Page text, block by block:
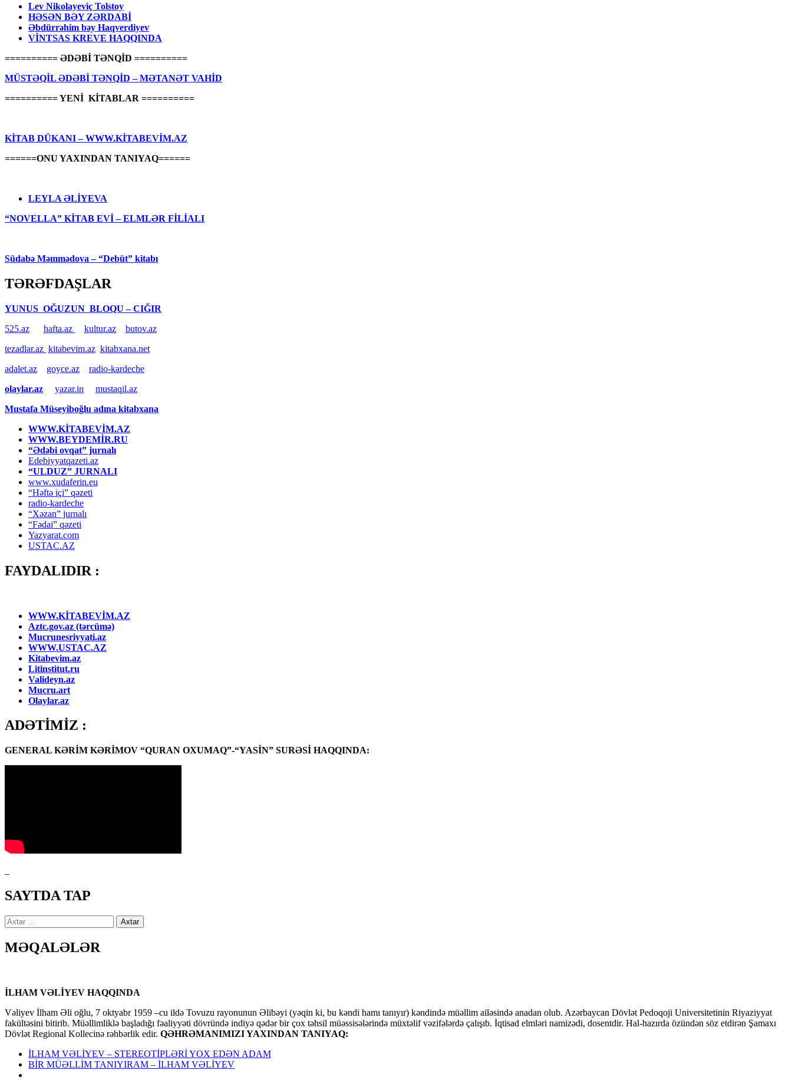
Lev Nikolayeviç Tolstoy
HƏSƏN BƏY ZƏRDABİ
Əbdürrəhim bəy Haqverdiyev
VİNTSAS KREVE HAQQINDA
========== ƏDƏBİ TƏNQİD ==========
MÜSTƏQİL ƏDƏBİ TƏNQİD – MƏTANƏT VAHİD
========== YENİ KİTABLAR ==========
KİTAB DÜKANI – WWW.KİTABEVİM.AZ
======ONU YAXINDAN TANIYAQ======
LEYLA ƏLİYEVA
“NOVELLA” KİTAB EVİ – ELMLƏR FİLİALI
Südabə Məmmədova – “Debüt” kitabı
TƏRƏFDAŞLAR
YUNUS OĞUZUN BLOQU – CIĞIR
525.az
hafta.az kultur.az
butov.az
tezadlar.az kitabevim.az kitabxana.net
adalet.az
goyce.az
radio-kardeche
olaylar.az
yazar.in
mustaqil.az
Mustafa Müseyiboğlu adına kitabxana
WWW.KİTABEVİM.AZ
WWW.BEYDEMİR.RU
“Ədəbi ovqat” jurnalı
Edebiyyatqazeti.az
“ULDUZ” JURNALI
www.xudaferin.eu
“Həftə içi” qəzeti
radio-kardeche
“Xəzan” jurnalı
“Fədai” qəzeti
Yazyarat.com
USTAC.AZ
FAYDALIDIR :
WWW.KİTABEVİM.AZ
Aztc.gov.az (tərcümə)
Mucrunesriyyati.az
WWW.USTAC.AZ
Kitabevim.az
Litinstitut.ru
Valideyn.az
Mucru.art
Olaylar.az
ADƏTİMİZ :
GENERAL KƏRİM KƏRİMOV “QURAN OXUMAQ”-“YASİN” SURƏSİ HAQQINDA:
SAYTDA TAP
Axtarış:
MƏQALƏLƏR
İLHAM VƏLİYEV HAQQINDA
Vəliyev İlham Əli oğlu, 7 oktyabr 1959 –cu ildə Tovuzu rayonunun Əlibəyi (yəqin ki, bu kəndi hamı tanıyır) kəndində müəllim ailəsində anadan olub. Azərbaycan Dövlət Pedoqoji Universitetinin Riyaziyyat
fakültəsini bitirib. Müəllimliklə başladığı fəaliyyəti dövründə indiyə qədər bir çox təhsil müəssisələrində müxtəlif vəzifələrdə çalışıb. İqtisad elmləri namizədi, dosentdir. Hal-hazırda özündən söz etdirən Şamaxı
Dövlət Regional Kollecinə rəhbərlik edir. QƏHRƏMANIMIZI YAXINDAN TANIYAQ:
İLHAM VƏLİYEV – STEREOTİPLƏRİ YOX EDƏN ADAM
BİR MÜƏLLİM TANIYIRAM – İLHAM VƏLİYEV